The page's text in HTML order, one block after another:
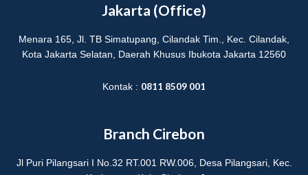
Jakarta (Office)
Menara 165, Jl. TB Simatupang, Cilandak Tim., Kec. Cilandak,
Kota Jakarta Selatan, Daerah Khusus Ibukota Jakarta 12560
Kontak : 0811 8509 001
Branch Cirebon
Jl Puri Pilangsari I No.32 RT.001 RW.006, Desa Pilangsari, Kec.